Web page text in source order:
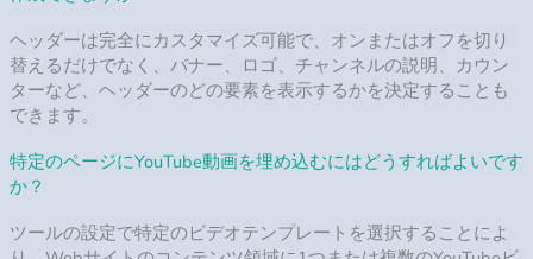
動画をフルスクリーンで表示できますか？
ポップアップモードを設定すると、コメント、説明、登録ボタ
ンとともに動画が前面に表示されます。ポップアップでオンま
たはオフに切り替えることができる12の要素すべてが利用可能
です。
Youtubeチャンネルギャラリーツールはモバイルフレンドリーで
すか？